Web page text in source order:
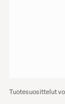
Tuotesuosittelut